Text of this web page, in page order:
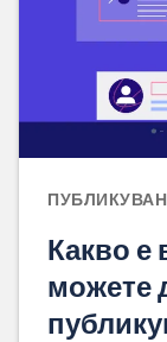
Какво е
можете